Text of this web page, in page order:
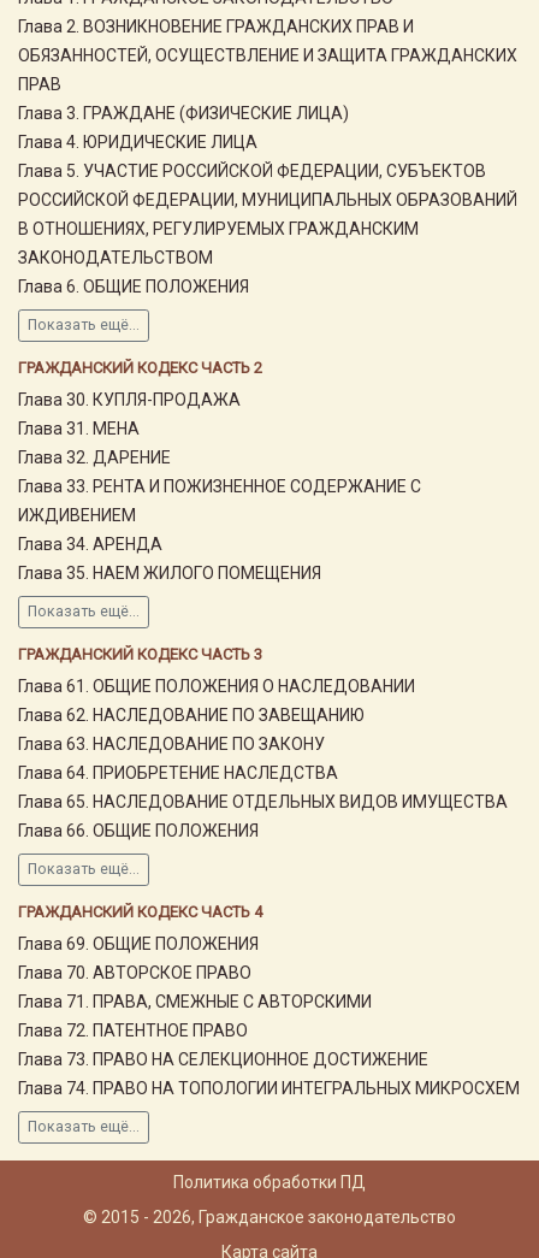
Глава 2. ВОЗНИКНОВЕНИЕ ГРАЖДАНСКИХ ПРАВ И
ОБЯЗАННОСТЕЙ, ОСУЩЕСТВЛЕНИЕ И ЗАЩИТА ГРАЖДАНСКИХ
ПРАВ
Глава 3. ГРАЖДАНЕ (ФИЗИЧЕСКИЕ ЛИЦА)
Глава 4. ЮРИДИЧЕСКИЕ ЛИЦА
Глава 5. УЧАСТИЕ РОССИЙСКОЙ ФЕДЕРАЦИИ, СУБЪЕКТОВ
РОССИЙСКОЙ ФЕДЕРАЦИИ, МУНИЦИПАЛЬНЫХ ОБРАЗОВАНИЙ
В ОТНОШЕНИЯХ, РЕГУЛИРУЕМЫХ ГРАЖДАНСКИМ
ЗАКОНОДАТЕЛЬСТВОМ
Глава 6. ОБЩИЕ ПОЛОЖЕНИЯ
Показать ещё...
ГРАЖДАНСКИЙ КОДЕКС ЧАСТЬ 2
Глава 30. КУПЛЯ-ПРОДАЖА
Глава 31. МЕНА
Глава 32. ДАРЕНИЕ
Глава 33. РЕНТА И ПОЖИЗНЕННОЕ СОДЕРЖАНИЕ С
ИЖДИВЕНИЕМ
Глава 34. АРЕНДА
Глава 35. НАЕМ ЖИЛОГО ПОМЕЩЕНИЯ
Показать ещё...
ГРАЖДАНСКИЙ КОДЕКС ЧАСТЬ 3
Глава 61. ОБЩИЕ ПОЛОЖЕНИЯ О НАСЛЕДОВАНИИ
Глава 62. НАСЛЕДОВАНИЕ ПО ЗАВЕЩАНИЮ
Глава 63. НАСЛЕДОВАНИЕ ПО ЗАКОНУ
Глава 64. ПРИОБРЕТЕНИЕ НАСЛЕДСТВА
Глава 65. НАСЛЕДОВАНИЕ ОТДЕЛЬНЫХ ВИДОВ ИМУЩЕСТВА
Глава 66. ОБЩИЕ ПОЛОЖЕНИЯ
Показать ещё...
ГРАЖДАНСКИЙ КОДЕКС ЧАСТЬ 4
Глава 69. ОБЩИЕ ПОЛОЖЕНИЯ
Глава 70. АВТОРСКОЕ ПРАВО
Глава 71. ПРАВА, СМЕЖНЫЕ С АВТОРСКИМИ
Глава 72. ПАТЕНТНОЕ ПРАВО
Глава 73. ПРАВО НА СЕЛЕКЦИОННОЕ ДОСТИЖЕНИЕ
Глава 74. ПРАВО НА ТОПОЛОГИИ ИНТЕГРАЛЬНЫХ МИКРОСХЕМ
Показать ещё...
Политика обработки ПД
© 2015 - 2026, Гражданское законодательство
Карта сайта